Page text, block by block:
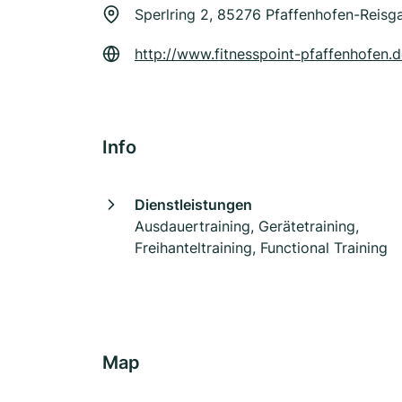
Sperlring 2, 85276 Pfaffenhofen-
http://www.fitnesspoint-
Info
Dienstleistungen
Ausdauertraining, Gerätetraining,
Freihanteltraining, Functional Training
Map